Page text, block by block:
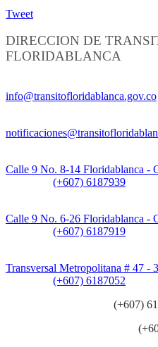
Tweet
DIRECCION DE
FLORIDABLANCA
info@transitofloridablanca.gov.co
Calle 9 No. 8-14 Floridablanca -
(+607) 6187939
Calle 9 No. 6-26 Floridablanca -
(+607) 6187919
Transversal Metropolitana # 47 -
(+607) 6187052
(+607)